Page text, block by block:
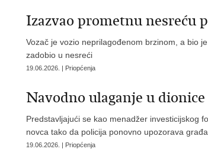
Izazvao prometnu nesreću
Vozač je vozio neprilagođenom brzinom, a bio
zadobio u nesreći
19.06.2026. | Priopćenja
Navodno ulaganje u
Predstavljajući se kao menadžer investicijskog
novca tako da policija ponovno upozorava
19.06.2026. | Priopćenja